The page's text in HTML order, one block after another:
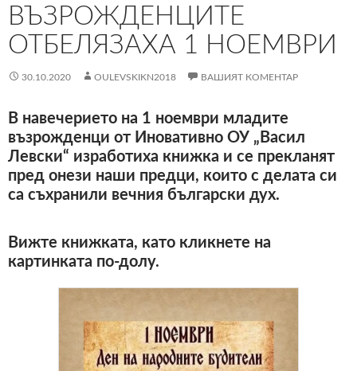
ВЪЗРОЖДЕНЦИТЕ
ОТБЕЛЯЗАХА 1 НОЕМВРИ
30.10.2020 OULEVSKIKN2018 ВАШИЯТ КОМЕНТАР
В навечерието на 1 ноември младите
възрожденци от Иновативно ОУ „Васил
Левски“ изработиха книжка и се прекланят
пред онези наши предци, които с делата си
са съхранили вечния български дух.
Вижте книжката, като кликнете на
картинката по-долу.